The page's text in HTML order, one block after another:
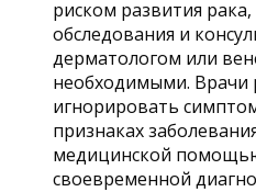
риском развития
обследования и
дерматологом или
необходимыми. Врачи
игнорировать
признаках
медицинской
своевременной